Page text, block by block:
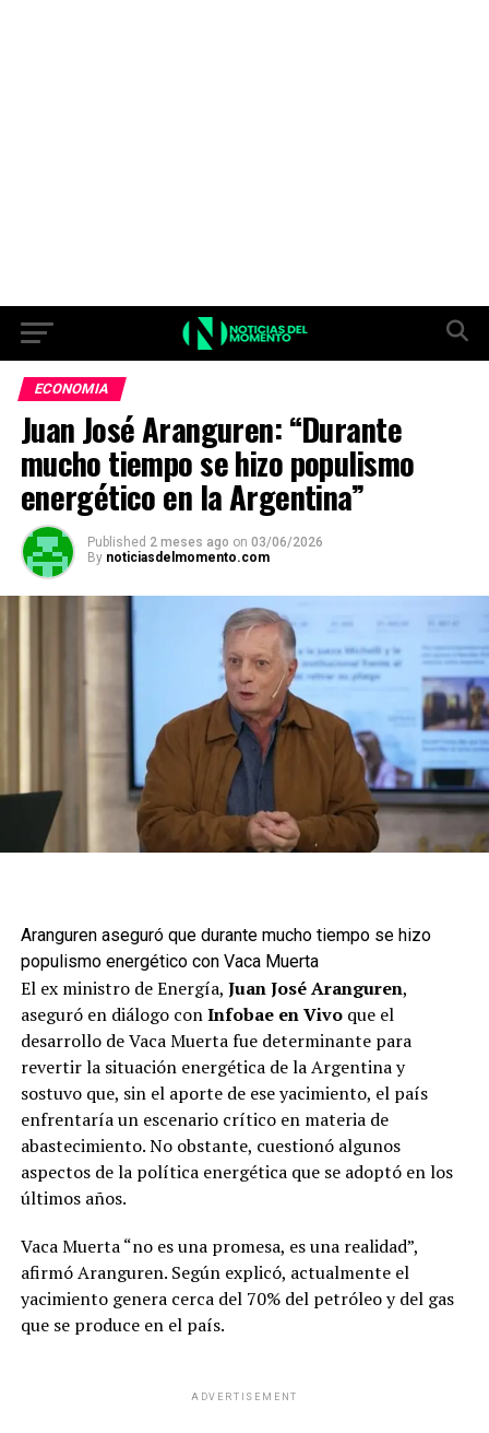
ECONOMIA
Juan José Aranguren: “Durante
mucho tiempo se hizo populismo
energético en la Argentina”
Published 2 meses ago on 03/06/2026
By noticiasdelmomento.com
Aranguren aseguró que durante mucho tiempo se hizo
populismo energético con Vaca Muerta
El ex ministro de Energía, Juan José Aranguren,
aseguró en diálogo conInfobae en Vivo que el
desarrollo de Vaca Muerta fue determinante para
revertir la situación energética de la Argentina y
sostuvo que, sin el aporte de ese yacimiento, el país
enfrentaría un escenario crítico en materia de
abastecimiento. No obstante, cuestionó algunos
aspectos de la política energética que se adoptó en los
últimos años.
Vaca Muerta “no es una promesa, es una realidad”,
afirmó Aranguren. Según explicó, actualmente el
yacimiento genera cerca del 70% del petróleo y del gas
que se produce en el país.
ADVERTISEMENT